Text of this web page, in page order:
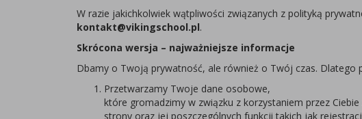
W razie jakichkolwiek wątpliwości związanych z polityką
kontakt@vikingschool.pl.
Skrócona wersja – najważniejsze informacje
Dbamy o Twoją prywatność, ale również o Twój czas. Dlatego
Przetwarzamy Twoje dane osobowe,
które gromadzimy w związku z korzystaniem przez Ciebie
strony oraz jej poszczególnych funkcji takich jak